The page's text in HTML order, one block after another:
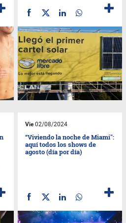
Vie02/08/2024
“Viviendo la noche de Miami":
aquí todos los shows de
agosto (día por día)